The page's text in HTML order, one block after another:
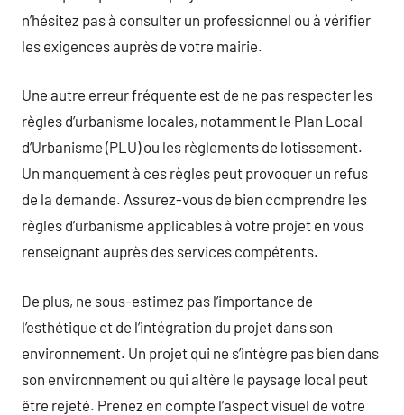
n’hésitez pas à consulter un professionnel ou à vérifier
les exigences auprès de votre mairie.
Une autre erreur fréquente est de ne pas respecter les
règles d’urbanisme locales, notamment le Plan Local
d’Urbanisme (PLU) ou les règlements de lotissement.
Un manquement à ces règles peut provoquer un refus
de la demande. Assurez-vous de bien comprendre les
règles d’urbanisme applicables à votre projet en vous
renseignant auprès des services compétents.
De plus, ne sous-estimez pas l’importance de
l’esthétique et de l’intégration du projet dans son
environnement. Un projet qui ne s’intègre pas bien dans
son environnement ou qui altère le paysage local peut
être rejeté. Prenez en compte l’aspect visuel de votre